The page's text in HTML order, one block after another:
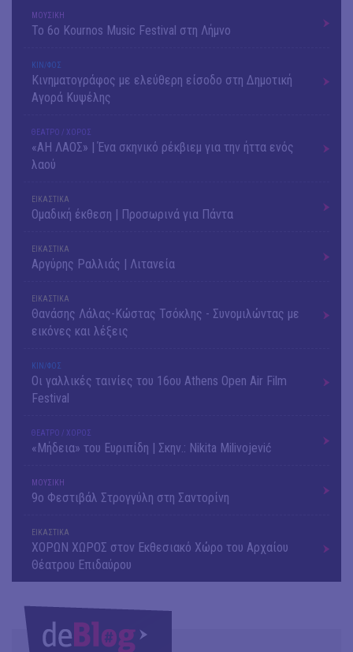
ΜΟΥΣΙΚΗ
Το 6ο Kournos Music Festival στη Λήμνο
ΚΙΝ/ΦΟΣ
Κινηματογράφος με ελεύθερη είσοδο στη Δημοτική
Αγορά Κυψέλης
ΘΕΑΤΡΟ / ΧΟΡΟΣ
«ΑΗ ΛΑΟΣ» | Ένα σκηνικό ρέκβιεμ για την ήττα ενός
λαού
ΕΙΚΑΣΤΙΚΑ
Ομαδική έκθεση | Προσωρινά για Πάντα
ΕΙΚΑΣΤΙΚΑ
Αργύρης Ραλλιάς | Λιτανεία
ΕΙΚΑΣΤΙΚΑ
Θανάσης Λάλας-Κώστας Τσόκλης - Συνομιλώντας με
εικόνες και λέξεις
ΚΙΝ/ΦΟΣ
Οι γαλλικές ταινίες του 16ου Athens Open Air Film
Festival
ΘΕΑΤΡΟ / ΧΟΡΟΣ
«Μήδεια» του Ευριπίδη | Σκην.: Nikita Milivojević
ΜΟΥΣΙΚΗ
9o Φεστιβάλ Στρογγύλη στη Σαντορίνη
ΕΙΚΑΣΤΙΚΑ
ΧΟΡΩΝ ΧΩΡΟΣ στον Εκθεσιακό Χώρο του Αρχαίου
Θέατρου Επιδαύρου